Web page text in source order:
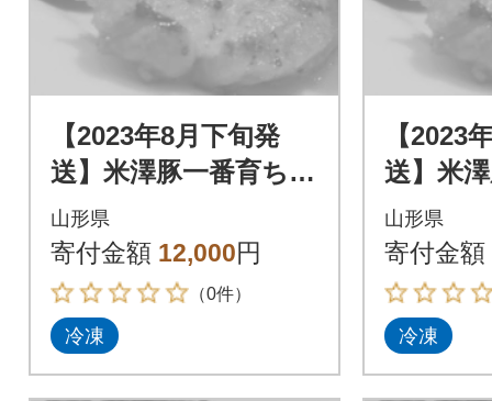
【2023年8月下旬発
送】米澤豚一番育ち
【豚ロース味噌漬10
枚】
山形県
寄付金額 12,000円
（0件）
冷凍
【2023
送】米
【豚ロ
枚】
山形県
寄付金額
冷凍